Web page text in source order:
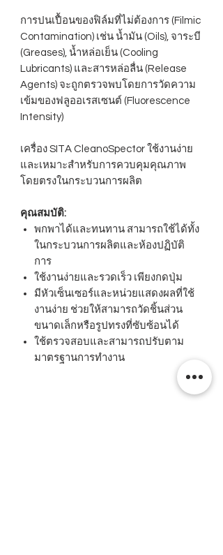
การปนเปื้อนของฟิล์มที่ไม่ต้องการ (Filmic
Contamination) เช่น น้ำมัน (Oils), จาระบี
(Greases), น้ำหล่อเย็น (Cooling
Lubricants) และสารหล่อลื่น (Release
Agents) จะถูกตรวจพบโดยการวัดความ
เข้มของฟลูออเรสเซนต์ (Fluorescence
Intensity)
เครื่อง SITA CleanoSpector ใช้งานง่าย
และเหมาะสำหรับการควบคุมคุณภาพ
โดยตรงในกระบวนการผลิต
คุณสมบัติ:
พกพาได้และทนทาน สามารถใช้ได้ทั้ง
ในกระบวนการผลิตและห้องปฏิบัติ
การ
ใช้งานง่ายและรวดเร็ว เพียงกดปุ่ม
มีหัวเซ็นเซอร์และหน่วยแสดงผลที่ใช้
งานง่าย ช่วยให้สามารถวัดชิ้นส่วน
ขนาดเล็กหรือรูปทรงที่ซับซ้อนได้
ใช้ตรวจสอบและสามารถปรับตาม
มาตรฐานการทำงาน